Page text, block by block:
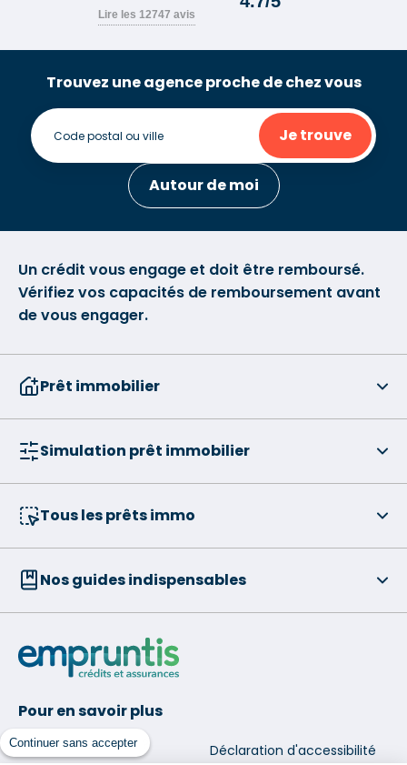
Continuer sans accepter
Trouvez une agence proche de chez vous
Je trouve
Autour de moi
Un crédit vous engage et doit être remboursé.
Vérifiez vos capacités de remboursement avant
de vous engager.
Prêt immobilier
Simulation prêt immobilier
Tous les prêts immo
Nos guides indispensables
Pour en savoir plus
Qui sommes-nous ?
Déclaration d'accessibilité